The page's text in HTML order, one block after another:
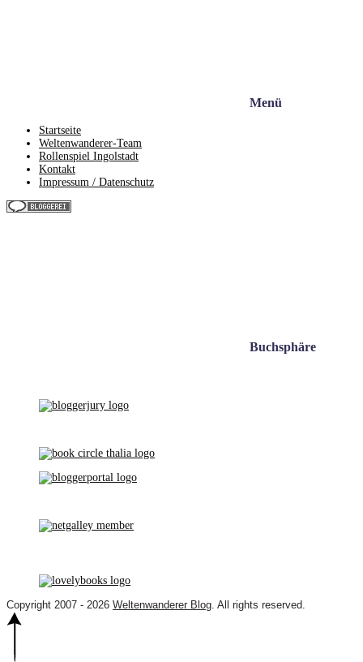
Menü
Startseite
Weltenwanderer-Team
Rollenspiel Ingolstadt
Kontakt
Impressum / Datenschutz
Buchsphäre
Copyright 2007 - 2026 Weltenwanderer Blog. All rights reserved.